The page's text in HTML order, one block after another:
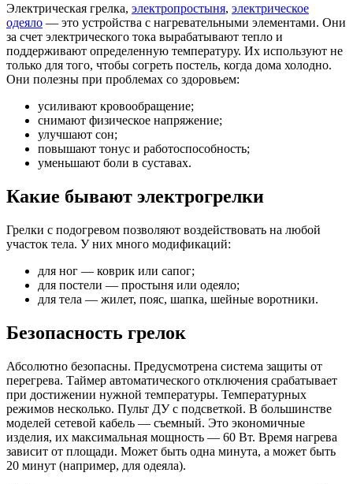
Электрическая грелка, электропростыня, электрическое
одеяло — это устройства с нагревательными элементами. Они
за счет электрического тока вырабатывают тепло и
поддерживают определенную температуру. Их используют не
только для того, чтобы согреть постель, когда дома холодно.
Они полезны при проблемах со здоровьем:
усиливают кровообращение;
снимают физическое напряжение;
улучшают сон;
повышают тонус и работоспособность;
уменьшают боли в суставах.
Какие бывают электрогрелки
Грелки с подогревом позволяют воздействовать на любой
участок тела. У них много модификаций:
для ног — коврик или сапог;
для постели — простыня или одеяло;
для тела — жилет, пояс, шапка, шейные воротники.
Безопасность грелок
Абсолютно безопасны. Предусмотрена система защиты от
перегрева. Таймер автоматического отключения срабатывает
при достижении нужной температуры. Температурных
режимов несколько. Пульт ДУ с подсветкой. В большинстве
моделей сетевой кабель — съемный. Это экономичные
изделия, их максимальная мощность — 60 Вт. Время нагрева
зависит от площади. Может быть одна минута, а может быть
20 минут (например, для одеяла).